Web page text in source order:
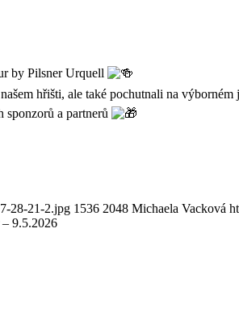
by Pilsner Urquell
hřišti, ale také pochutnali na výborném
sponzorů a partnerů
28-21-2.jpg 1536 2048 Michaela Vacková
9.5.2026